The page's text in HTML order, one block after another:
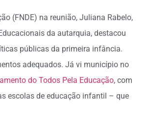
(FNDE) na reunião, Juliana Rabelo,
da autarquia, destacou
públicas da primeira infância.
adequados. Já vi município no
do Todos Pela Educação, com
escolas de educação infantil – que